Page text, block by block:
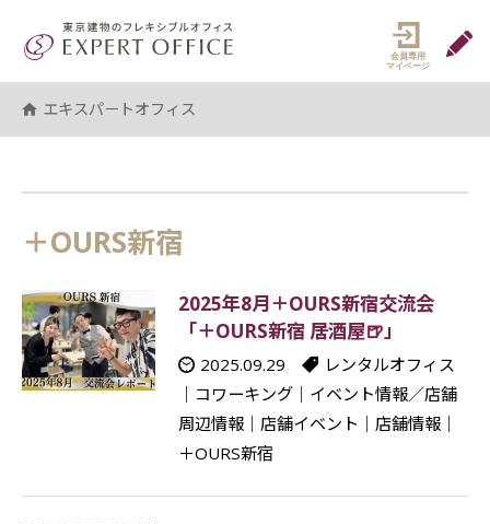
エキスパートオフィス（マイペ
エキスパートオフィス
＋OURS新宿
2025年8月＋OURS新宿交流会
「＋OURS新宿 居酒屋🍺」
2025.09.29
レンタルオフィス
コワーキング｜ イベント情報／店舗
周辺情報｜ 店舗イベント 店舗情報｜
＋OURS新宿